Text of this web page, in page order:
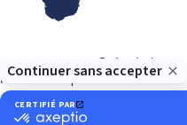
Océan Indien
Nos thématiques